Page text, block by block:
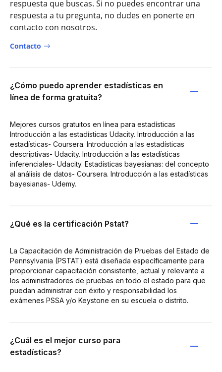
respuesta que buscas. Si no puedes encontrar una
respuesta a tu pregunta, no dudes en ponerte en
contacto con nosotros.
Contacto
¿Cómo puedo aprender estadísticas en
línea de forma gratuita?
Mejores cursos gratuitos en línea para estadísticas
Introducción a las estadísticas Udacity. Introducción a las
estadísticas- Coursera. Introducción a las estadísticas
descriptivas- Udacity. Introducción a las estadísticas
inferenciales- Udacity. Estadísticas bayesianas: del concepto
al análisis de datos- Coursera. Introducción a las estadísticas
bayesianas- Udemy.
¿Qué es la certificación Pstat?
La Capacitación de Administración de Pruebas del Estado de
Pennsylvania (PSTAT) está diseñada específicamente para
proporcionar capacitación consistente, actual y relevante a
los administradores de pruebas en todo el estado para que
puedan administrar con éxito y responsabilidad los
exámenes PSSA y/o Keystone en su escuela o distrito.
¿Cuál es el mejor curso para
estadísticas?